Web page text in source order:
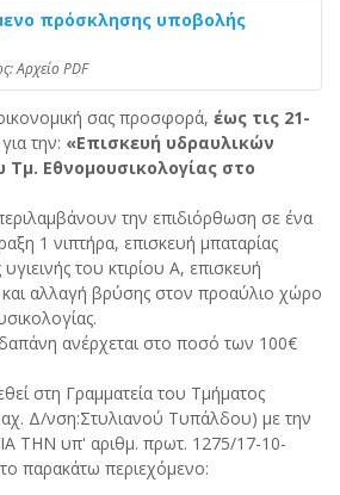
πρόσκλησης υποβολής
Αρχείο PDF
σας προσφορά, έως τις 21-
την: «Επισκευή υδραυλικών
Εθνομουσικολογίας στο
την επιδιόρθωση σε ένα
1 νιπτήρα, επισκευή μπαταρίας
του κτιρίου A, επισκευή
αλλαγή βρύσης στον προαύλιο χώρο
ανέρχεται στο ποσό των 100€
στη Γραμματεία του Τμήματος
Δ/νση:Στυλιανού Τυπάλδου) με την
ΤΗΝ υπ' αριθμ. πρωτ. 1275/17-10-
παρακάτω περιεχόμενο: